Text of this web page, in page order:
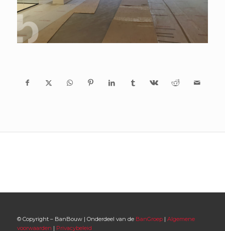
© Copyright – BanBouw | Onderdeel van de BanGroep| Algemene
voorwaarden | Privacybeleid